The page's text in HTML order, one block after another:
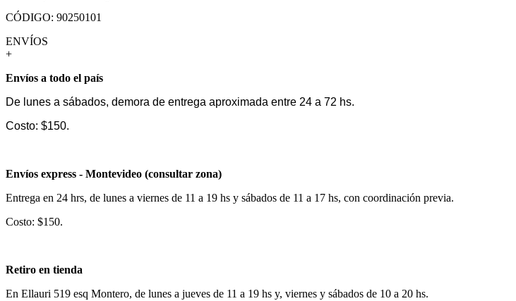
CÓDIGO: 90250101
ENVÍOS
+
Envíos a todo el país
De lunes a sábados, demora de entrega aproximada entre 24 a 72 hs.
Costo: $150.
Envíos express - Montevideo (consultar zona)
Entrega en 24 hrs, de lunes a viernes de 11 a 19 hs y sábados de 11 a 17 hs, con coordinación previa.
Costo: $150.
Retiro en tienda
En Ellauri 519 esq Montero, de lunes a jueves de 11 a 19 hs y, viernes y sábados de 10 a 20 hs.